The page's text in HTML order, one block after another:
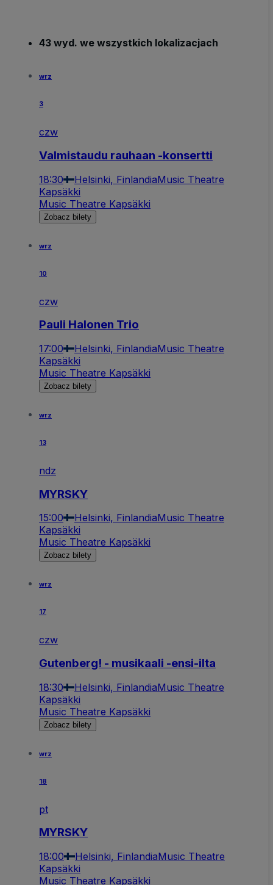
43 wyd. we wszystkich lokalizacjach
wrz
3
czw
Valmistaudu rauhaan -konsertti
18:30 Helsinki, FinlandiaMusic Theatre
Kapsäkki
Music Theatre Kapsäkki
Zobacz bilety
wrz
10
czw
Pauli Halonen Trio
17:00 Helsinki, FinlandiaMusic Theatre
Kapsäkki
Music Theatre Kapsäkki
Zobacz bilety
wrz
13
ndz
MYRSKY
15:00 Helsinki, FinlandiaMusic Theatre
Kapsäkki
Music Theatre Kapsäkki
Zobacz bilety
wrz
17
czw
Gutenberg! - musikaali -ensi-ilta
18:30 Helsinki, FinlandiaMusic Theatre
Kapsäkki
Music Theatre Kapsäkki
Zobacz bilety
wrz
18
pt
MYRSKY
18:00 Helsinki, FinlandiaMusic Theatre
Kapsäkki
Music Theatre Kapsäkki